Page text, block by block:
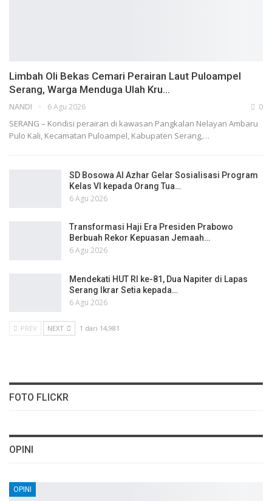
Limbah Oli Bekas Cemari Perairan Laut Puloampel
Serang, Warga Menduga Ulah Kru…
NANDI 6 Agu 2026 0
SERANG – Kondisi perairan di kawasan Pangkalan Nelayan Ambaru
Pulo Kali, Kecamatan Puloampel, Kabupaten Serang,…
SD Bosowa Al Azhar Gelar Sosialisasi Program
Kelas VI kepada Orang Tua…
6 Agu 2026
Transformasi Haji Era Presiden Prabowo
Berbuah Rekor Kepuasan Jemaah…
6 Agu 2026
Mendekati HUT RI ke-81, Dua Napiter di Lapas
Serang Ikrar Setia kepada…
6 Agu 2026
PREV NEXT 1 dari 14,981
FOTO FLICKR
OPINI
OPINI